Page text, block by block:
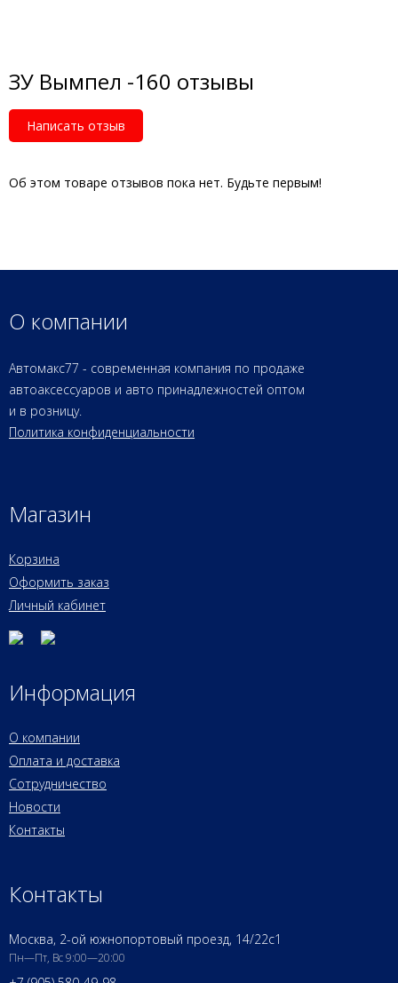
ЗУ Вымпел -160 отзывы
Написать отзыв
Об этом товаре отзывов пока нет. Будьте первым!
О компании
Автомакс77 - современная компания по продаже
автоаксессуаров и авто принадлежностей оптом
и в розницу.
Политика конфиденциальности
Магазин
Корзина
Оформить заказ
Личный кабинет
Информация
О компании
Оплата и доставка
Сотрудничество
Новости
Контакты
Контакты
Москва, 2-ой южнопортовый проезд, 14/22c1
Пн—Пт, Вс 9:00—20:00